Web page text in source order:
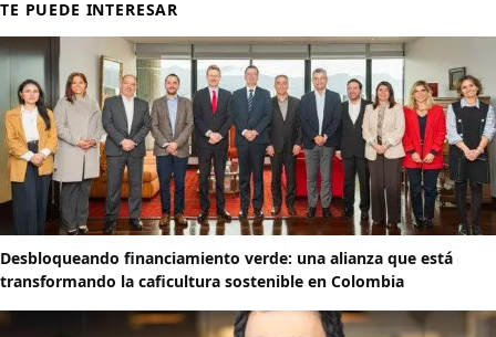
TE PUEDE INTERESAR
Desbloqueando financiamiento verde: una alianza que está
transformando la caficultura sostenible en Colombia